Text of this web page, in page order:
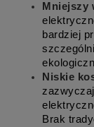
Mniejszy
bardziej
Niskie
Brak